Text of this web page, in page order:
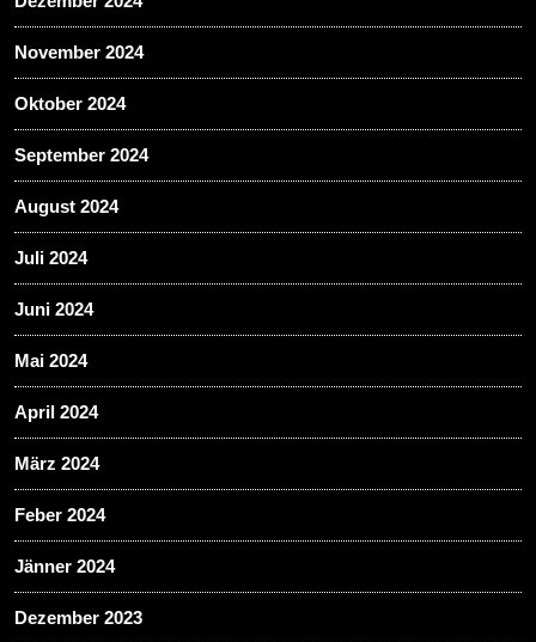
November 2024
Oktober 2024
September 2024
August 2024
Juli 2024
Juni 2024
Mai 2024
April 2024
März 2024
Feber 2024
Jänner 2024
Dezember 2023